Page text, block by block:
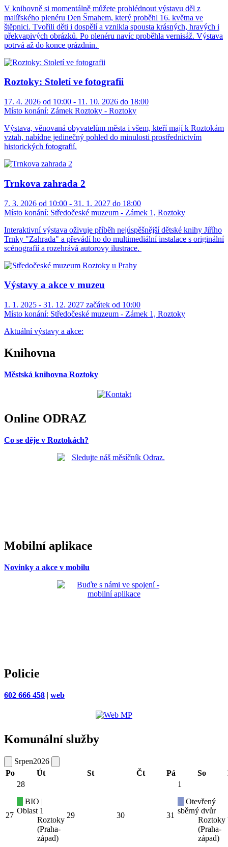
V knihovně si momentálně můžete prohlédnout výstavu děl z
malířského plenéru Den Šmahem, který proběhl 16. května ve
štěpnici. Tvořili děti i dospělí a vznikla spousta krásných, hravých i
překvapivých obrázků. Po plenéru navíc proběhla vernisáž. Výstava
potrvá až do konce prázdnin.
Roztoky: Století ve fotografii
17. 4. 2026 od 10:00 - 11. 10. 2026 do 18:00
Místo konání: Zámek Roztoky - Roztoky
Výstava, věnovaná obyvatelům města i všem, kteří mají k Roztokám
vztah, nabídne jedinečný pohled do minulosti prostřednictvím
historických fotografií.
Trnkova zahrada 2
7. 3. 2026 od 10:00 - 31. 1. 2027 do 18:00
Místo konání: Středočeské muzeum - Zámek 1, Roztoky
Interaktivní výstava oživuje příběh nejúspěšnější dětské knihy Jiřího
Trnky "Zahrada" a převádí ho do multimediální instalace s originální
scénografií a rozehrává autorovy ilustrace.
Výstavy a akce v muzeu
1. 1. 2025 - 31. 12. 2027 začátek od 10:00
Místo konání: Středočeské muzeum - Zámek 1, Roztoky
Aktuální výstavy a akce:
Knihovna
Městská knihovna Roztoky
Online ODRAZ
Co se děje v Roztokách?
Mobilní aplikace
Novinky a akce v mobilu
Policie
602 666 458 | web
Komunální služby
Srpen2026
Po
Út St Čt Pá So
27
28
BIO |
Oblast 1
Roztoky
(Praha-
západ)
29 30 31
1
Otevřený
sběrný dvůr
Roztoky
(Praha-
západ)